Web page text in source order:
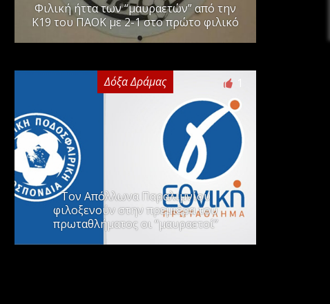
Φιλική ήττα των “μαυραετών” από την
Κ19 του ΠΑΟΚ με 2-1 στο πρώτο φιλικό
Δόξα Δράμας
Τον Απόλλωνα Παραλιμνίου
φιλοξενούν στην πρεμιέρα του
πρωταθλήματος οι “μαυραετοί”